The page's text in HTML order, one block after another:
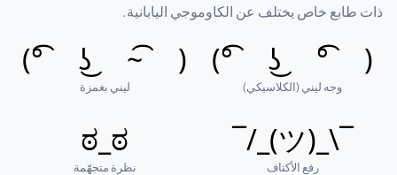
ذات طابع خاص يختلف عن الكاوموجي اليابانية.
( ͡° ͜ʖ ͡°)
وجه ليني (الكلاسيكي)
( ͡~ ͜ʖ ͡°)
ليني بغمزة
¯\_(ツ)_/¯
رفع الأكتاف
ಠ_ಠ
نظرة متجهّمة